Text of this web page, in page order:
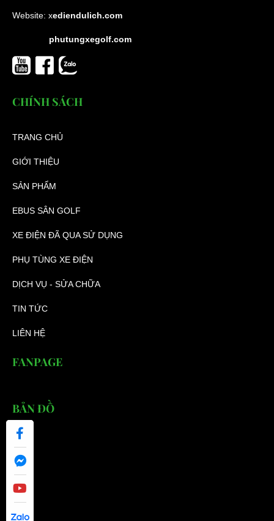
Website: xediendulich.com
phutungxegolf.com
CHÍNH SÁCH
TRANG CHỦ
GIỚI THIỆU
SẢN PHẨM
EBUS SÂN GOLF
XE ĐIỆN ĐÃ QUA SỬ DỤNG
PHỤ TÙNG XE ĐIỆN
DỊCH VỤ - SỬA CHỮA
TIN TỨC
LIÊN HỆ
FANPAGE
BẢN ĐỒ